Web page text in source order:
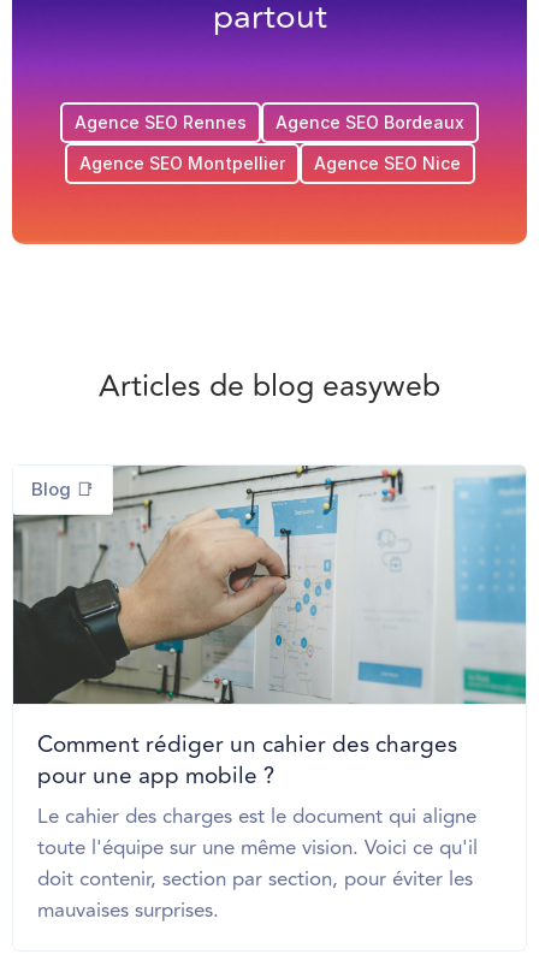
partout
Agence SEO Rennes
Agence SEO Bordeaux
Agence SEO Montpellier
Agence SEO Nice
Articles de blog easyweb
Blog 📑
Comment rédiger un cahier des charges
pour une app mobile ?
Le cahier des charges est le document qui aligne
toute l'équipe sur une même vision. Voici ce qu'il
doit contenir, section par section, pour éviter les
mauvaises surprises.